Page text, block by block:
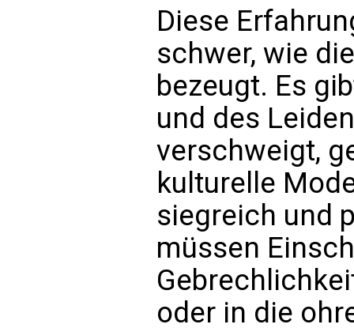
Diese
schwer, wie
bezeugt. Es
und des
verschweigt,
kulturelle
siegreich und
müssen
oder in die